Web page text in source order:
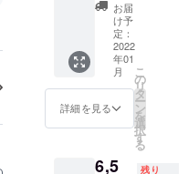
す。送
料込
み！！
特殊製
法によ
り抽出
したケ
ラチン
蛋白を
パウ
ダー
化。
プーや
お届
け予
定：
2022
年01
月
詳細を見る
こ
の
リ
タ
ー
ン
を
選
択
す
る
6,5 残り